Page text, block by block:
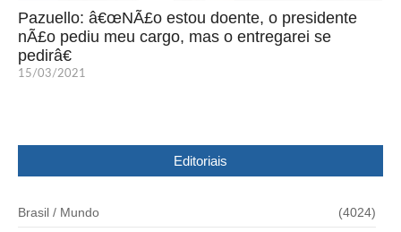
Pazuello: â€œNÃ£o estou doente, o presidente
nÃ£o pediu meu cargo, mas o entregarei se
pedirâ€
15/03/2021
Editoriais
Brasil / Mundo (4024)